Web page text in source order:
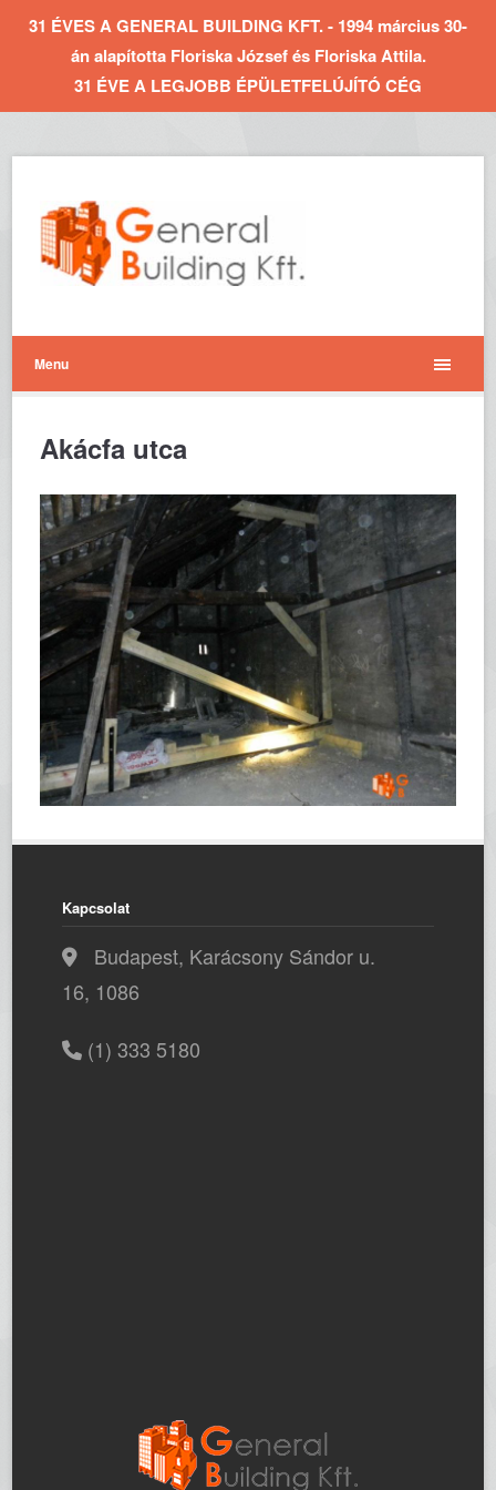
31 ÉVES A GENERAL BUILDING KFT. - 1994 március 30-
án alapította Floriska József és Floriska Attila.
31 ÉVE A LEGJOBB ÉPÜLETFELÚJÍTÓ CÉG
Menu
Akácfa utca
Kapcsolat
Budapest, Karácsony Sándor u.
16, 1086
(1) 333 5180